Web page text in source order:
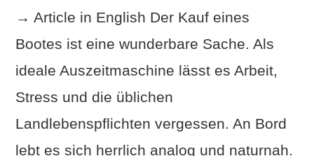
→ Article in English Der Kauf eines
Bootes ist eine wunderbare Sache. Als
ideale Auszeitmaschine lässt es Arbeit,
Stress und die üblichen
Landlebenspflichten vergessen. An Bord
lebt es sich herrlich analog und naturnah.